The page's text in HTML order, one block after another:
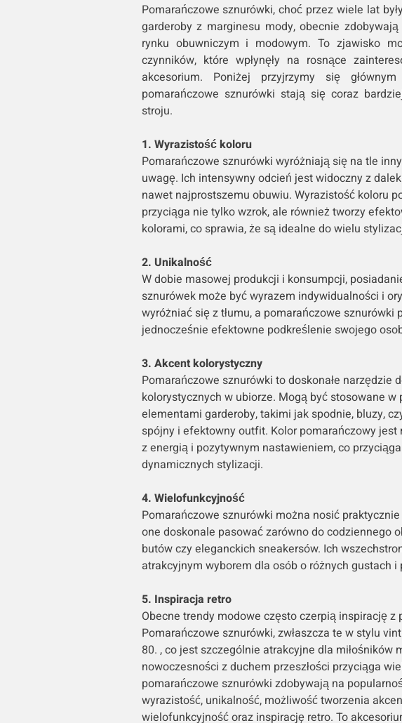
Pomarańczowe sznurówki, choć przez wiele lat
garderoby z marginesu mody, obecnie
rynku obuwniczym i modowym. To zjawisko
czynników, które wpłynęły na rosnące
akcesorium. Poniżej przyjrzymy się
pomarańczowe sznurówki stają się coraz
stroju.
1. Wyrazistość koloru
Pomarańczowe sznurówki wyróżniają się na tle
uwagę. Ich intensywny odcień jest widoczny z
nawet najprostszemu obuwiu. Wyrazistość koloru
przyciąga nie tylko wzrok, ale również tworzy
kolorami, co sprawia, że są idealne do wielu
2. Unikalność
W dobie masowej produkcji i konsumpcji,
sznurówek może być wyrazem indywidualności i
wyróżniać się z tłumu, a pomarańczowe sznurówki
jednocześnie efektowne podkreślenie swojego
3. Akcent kolorystyczny
Pomarańczowe sznurówki to doskonałe narzędzie
kolorystycznych w ubiorze. Mogą być stosowane w
elementami garderoby, takimi jak spodnie, bluzy,
spójny i efektowny outfit. Kolor pomarańczowy jest
z energią i pozytywnym nastawieniem, co
dynamicznych stylizacji.
4. Wielofunkcyjność
Pomarańczowe sznurówki można nosić
one doskonale pasować zarówno do codziennego
butów czy eleganckich sneakersów. Ich
atrakcyjnym wyborem dla osób o różnych gustach i
5. Inspiracja retro
Obecne trendy modowe często czerpią inspirację z
Pomarańczowe sznurówki, zwłaszcza te w stylu
80. , co jest szczególnie atrakcyjne dla miłośników
nowoczesności z duchem przeszłości przyciąga
pomarańczowe sznurówki zdobywają na
wyrazistość, unikalność, możliwość tworzenia
wielofunkcyjność oraz inspirację retro. To